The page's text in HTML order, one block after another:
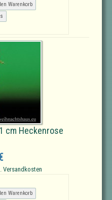
Warenkorb
cm Heckenrose
Warenkorb